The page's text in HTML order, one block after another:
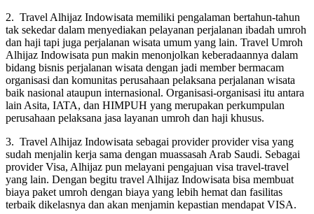
2. Travel Alhijaz Indowisata memiliki pengalaman bertahun-tahun
tak sekedar dalam menyediakan pelayanan perjalanan ibadah umroh
dan haji tapi juga perjalanan wisata umum yang lain. Travel Umroh
Alhijaz Indowisata pun makin menonjolkan keberadaannya dalam
bidang bisnis perjalanan wisata dengan jadi member bermacam
organisasi dan komunitas perusahaan pelaksana perjalanan wisata
baik nasional ataupun internasional. Organisasi-organisasi itu antara
lain Asita, IATA, dan HIMPUH yang merupakan perkumpulan
perusahaan pelaksana jasa layanan umroh dan haji khusus.
3. Travel Alhijaz Indowisata sebagai provider provider visa yang
sudah menjalin kerja sama dengan muassasah Arab Saudi. Sebagai
provider Visa, Alhijaz pun melayani pengajuan visa travel-travel
yang lain. Dengan begitu travel Alhijaz Indowisata bisa membuat
biaya paket umroh dengan biaya yang lebih hemat dan fasilitas
terbaik dikelasnya dan akan menjamin kepastian mendapat VISA.